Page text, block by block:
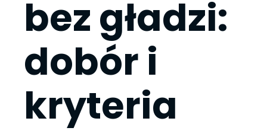
bez gładzi:
dobór i
kryteria